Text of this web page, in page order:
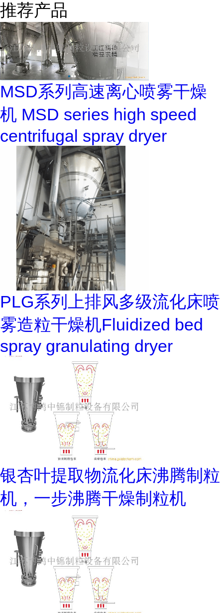
推荐产品
MSD系列高速离心喷雾干燥
机 MSD series high speed
centrifugal spray dryer
PLG系列上排风多级流化床喷
雾造粒干燥机Fluidized bed
spray granulating dryer
银杏叶提取物流化床沸腾制粒
机，一步沸腾干燥制粒机